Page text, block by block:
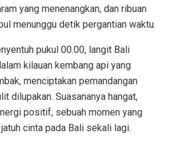
yang menenangkan, dan ribuan
menunggu detik pergantian waktu.
pukul 00.00, langit Bali
kilauan kembang api yang
menciptakan pemandangan
dilupakan. Suasananya hangat,
positif, sebuah momen yang
cinta pada Bali sekali lagi.